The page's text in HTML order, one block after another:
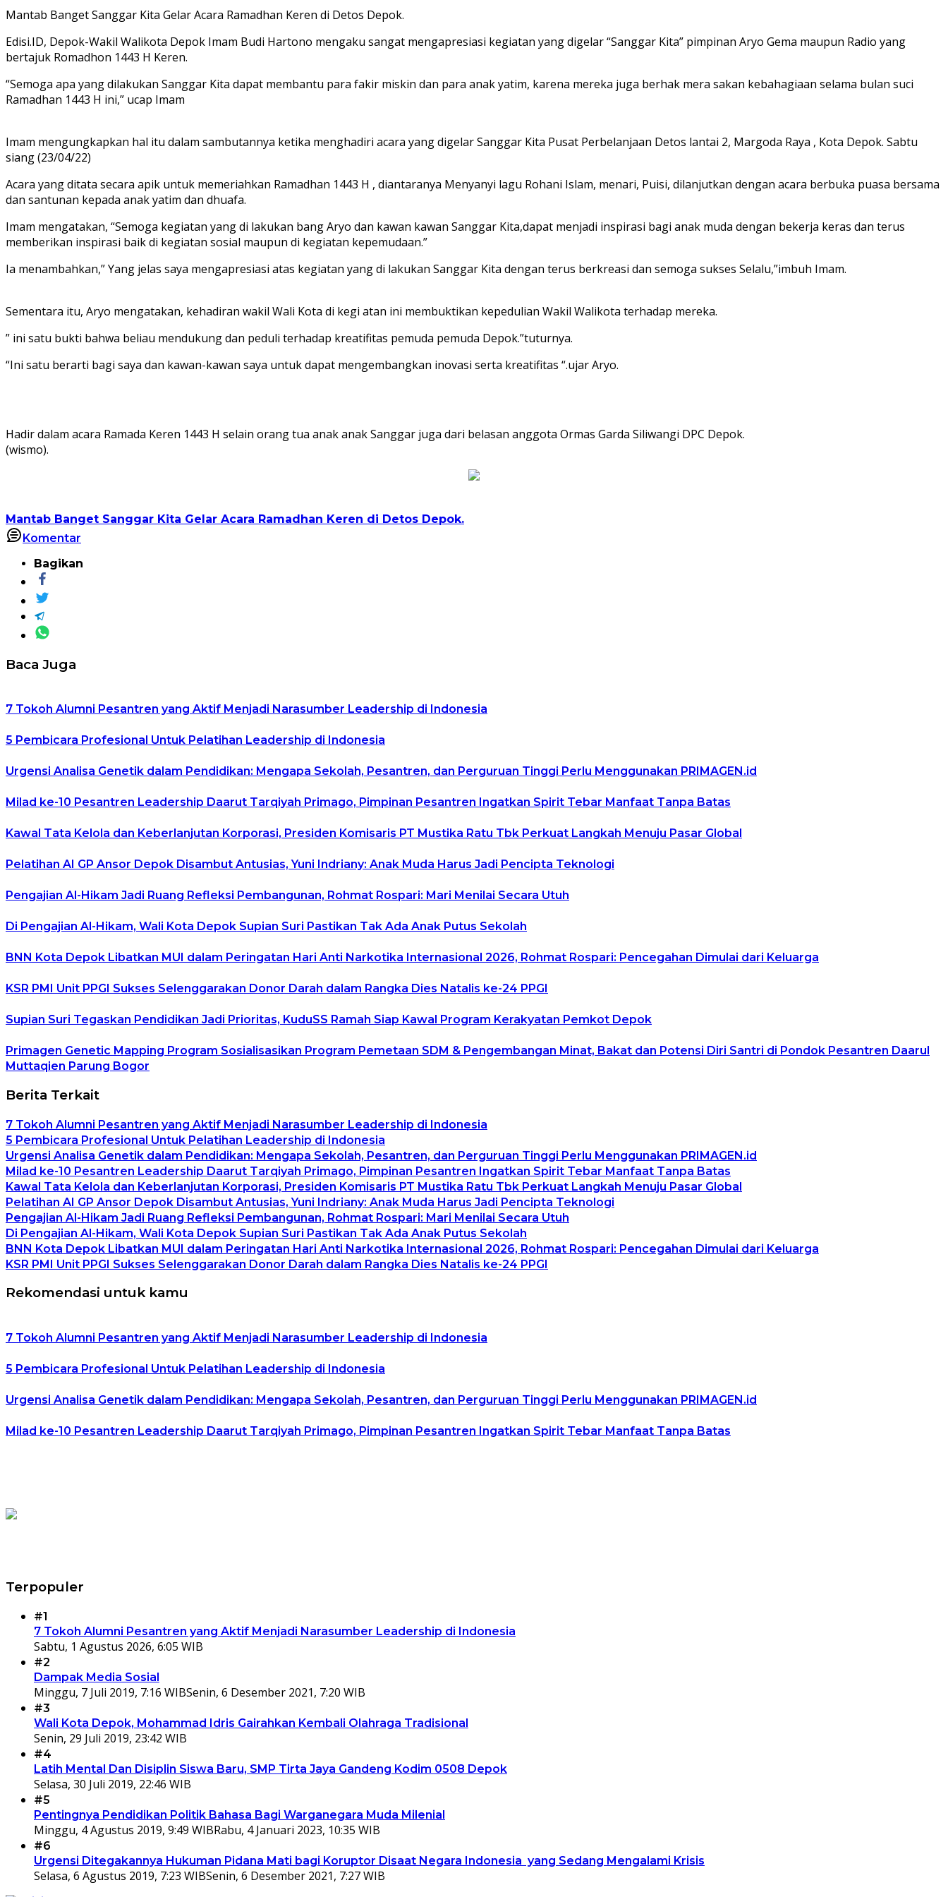
Mantab Banget Sanggar Kita Gelar Acara Ramadhan Keren di Detos Depok.
Edisi.ID, Depok-Wakil Walikota Depok Imam Budi Hartono mengaku sangat mengapresiasi kegiatan yang digelar “Sanggar Kita” pimpinan Aryo Gema maupun Radio yang
bertajuk Romadhon 1443 H Keren.
“Semoga apa yang dilakukan Sanggar Kita dapat membantu para fakir miskin dan para anak yatim, karena mereka juga berhak mera sakan kebahagiaan selama bulan suci
Ramadhan 1443 H ini,” ucap Imam
Imam mengungkapkan hal itu dalam sambutannya ketika menghadiri acara yang digelar Sanggar Kita Pusat Perbelanjaan Detos lantai 2, Margoda Raya , Kota Depok. Sabtu
siang (23/04/22)
Acara yang ditata secara apik untuk memeriahkan Ramadhan 1443 H , diantaranya Menyanyi lagu Rohani Islam, menari, Puisi, dilanjutkan dengan acara berbuka puasa bersama
dan santunan kepada anak yatim dan dhuafa.
Imam mengatakan, “Semoga kegiatan yang di lakukan bang Aryo dan kawan kawan Sanggar Kita,dapat menjadi inspirasi bagi anak muda dengan bekerja keras dan terus
memberikan inspirasi baik di kegiatan sosial maupun di kegiatan kepemudaan.”
Ia menambahkan,” Yang jelas saya mengapresiasi atas kegiatan yang di lakukan Sanggar Kita dengan terus berkreasi dan semoga sukses Selalu,”imbuh Imam.
Sementara itu, Aryo mengatakan, kehadiran wakil Wali Kota di kegi atan ini membuktikan kepedulian Wakil Walikota terhadap mereka.
” ini satu bukti bahwa beliau mendukung dan peduli terhadap kreatifitas pemuda pemuda Depok.”tuturnya.
“Ini satu berarti bagi saya dan kawan-kawan saya untuk dapat mengembangkan inovasi serta kreatifitas “.ujar Aryo.
Hadir dalam acara Ramada Keren 1443 H selain orang tua anak anak Sanggar juga dari belasan anggota Ormas Garda Siliwangi DPC Depok.
(wismo).
Mantab Banget Sanggar Kita Gelar Acara Ramadhan Keren di Detos Depok.
Komentar
Bagikan
Baca Juga
7 Tokoh Alumni Pesantren yang Aktif Menjadi Narasumber Leadership di Indonesia
5 Pembicara Profesional Untuk Pelatihan Leadership di Indonesia
Urgensi Analisa Genetik dalam Pendidikan: Mengapa Sekolah, Pesantren, dan Perguruan Tinggi Perlu Menggunakan PRIMAGEN.id
Milad ke-10 Pesantren Leadership Daarut Tarqiyah Primago, Pimpinan Pesantren Ingatkan Spirit Tebar Manfaat Tanpa Batas
Kawal Tata Kelola dan Keberlanjutan Korporasi, Presiden Komisaris PT Mustika Ratu Tbk Perkuat Langkah Menuju Pasar Global
Pelatihan AI GP Ansor Depok Disambut Antusias, Yuni Indriany: Anak Muda Harus Jadi Pencipta Teknologi
Pengajian Al-Hikam Jadi Ruang Refleksi Pembangunan, Rohmat Rospari: Mari Menilai Secara Utuh
Di Pengajian Al-Hikam, Wali Kota Depok Supian Suri Pastikan Tak Ada Anak Putus Sekolah
BNN Kota Depok Libatkan MUI dalam Peringatan Hari Anti Narkotika Internasional 2026, Rohmat Rospari: Pencegahan Dimulai dari Keluarga
KSR PMI Unit PPGI Sukses Selenggarakan Donor Darah dalam Rangka Dies Natalis ke-24 PPGI
Supian Suri Tegaskan Pendidikan Jadi Prioritas, KuduSS Ramah Siap Kawal Program Kerakyatan Pemkot Depok
Primagen Genetic Mapping Program Sosialisasikan Program Pemetaan SDM & Pengembangan Minat, Bakat dan Potensi Diri Santri di Pondok Pesantren Daarul
Muttaqien Parung Bogor
Berita Terkait
7 Tokoh Alumni Pesantren yang Aktif Menjadi Narasumber Leadership di Indonesia
5 Pembicara Profesional Untuk Pelatihan Leadership di Indonesia
Urgensi Analisa Genetik dalam Pendidikan: Mengapa Sekolah, Pesantren, dan Perguruan Tinggi Perlu Menggunakan PRIMAGEN.id
Milad ke-10 Pesantren Leadership Daarut Tarqiyah Primago, Pimpinan Pesantren Ingatkan Spirit Tebar Manfaat Tanpa Batas
Kawal Tata Kelola dan Keberlanjutan Korporasi, Presiden Komisaris PT Mustika Ratu Tbk Perkuat Langkah Menuju Pasar Global
Pelatihan AI GP Ansor Depok Disambut Antusias, Yuni Indriany: Anak Muda Harus Jadi Pencipta Teknologi
Pengajian Al-Hikam Jadi Ruang Refleksi Pembangunan, Rohmat Rospari: Mari Menilai Secara Utuh
Di Pengajian Al-Hikam, Wali Kota Depok Supian Suri Pastikan Tak Ada Anak Putus Sekolah
BNN Kota Depok Libatkan MUI dalam Peringatan Hari Anti Narkotika Internasional 2026, Rohmat Rospari: Pencegahan Dimulai dari Keluarga
KSR PMI Unit PPGI Sukses Selenggarakan Donor Darah dalam Rangka Dies Natalis ke-24 PPGI
Rekomendasi untuk kamu
7 Tokoh Alumni Pesantren yang Aktif Menjadi Narasumber Leadership di Indonesia
5 Pembicara Profesional Untuk Pelatihan Leadership di Indonesia
Urgensi Analisa Genetik dalam Pendidikan: Mengapa Sekolah, Pesantren, dan Perguruan Tinggi Perlu Menggunakan PRIMAGEN.id
Milad ke-10 Pesantren Leadership Daarut Tarqiyah Primago, Pimpinan Pesantren Ingatkan Spirit Tebar Manfaat Tanpa Batas
Terpopuler
#1
7 Tokoh Alumni Pesantren yang Aktif Menjadi Narasumber Leadership di Indonesia
Sabtu, 1 Agustus 2026, 6:05 WIB
#2
Dampak Media Sosial
Minggu, 7 Juli 2019, 7:16 WIBSenin, 6 Desember 2021, 7:20 WIB
#3
Wali Kota Depok, Mohammad Idris Gairahkan Kembali Olahraga Tradisional
Senin, 29 Juli 2019, 23:42 WIB
#4
Latih Mental Dan Disiplin Siswa Baru, SMP Tirta Jaya Gandeng Kodim 0508 Depok
Selasa, 30 Juli 2019, 22:46 WIB
#5
Pentingnya Pendidikan Politik Bahasa Bagi Warganegara Muda Milenial
Minggu, 4 Agustus 2019, 9:49 WIBRabu, 4 Januari 2023, 10:35 WIB
#6
Urgensi Ditegakannya Hukuman Pidana Mati bagi Koruptor Disaat Negara Indonesia yang Sedang Mengalami Krisis
Selasa, 6 Agustus 2019, 7:23 WIBSenin, 6 Desember 2021, 7:27 WIB